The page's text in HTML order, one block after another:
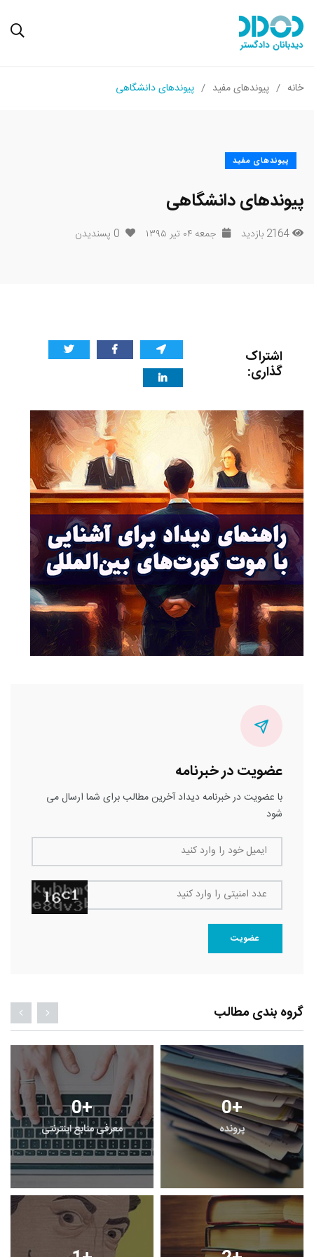
خانه پیوندهای مفید پیوندهای دانشگاهی
پیوندهای مفید
پیوندهای دانشگاهی
2164 بازدید جمعه ۰۴ تیر ۱۳۹۵ 0 پسندیدن
اشتراک
گذاری:
عضویت در خبرنامه
با عضویت در خبرنامه دیداد آخرین مطالب برای شما ارسال می
شود
ایمیل خود را وارد کنید
عدد امنیتی را وارد کنید
عضویت
گروه بندی مطالب
1+
گزارش
0+
معرفی کتابخانه های حقوقی